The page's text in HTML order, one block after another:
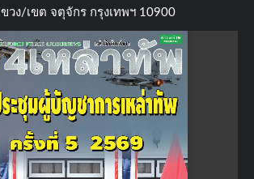
วง/เขต​ จตุจักร​ กรุงเทพฯ 10900